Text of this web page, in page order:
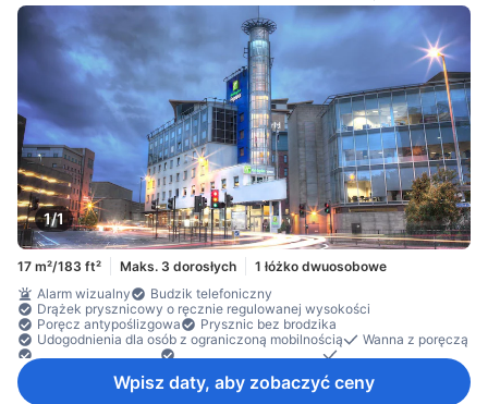
1/1
17 m²/183 ft² Maks. 3 dorosłych
1 łóżko dwuosobowe
Alarm wizualny
Budzik telefoniczny
Drążek prysznicowy o ręcznie regulowanej wysokości
Poręcz antypoślizgowa
Prysznic bez brodzika
Udogodnienia dla osób z ograniczoną mobilnością
Wanna z poręczą
Czajnik elektryczny
Krzesełko prysznicowe lustro
Wpisz daty, aby zobaczyć ceny